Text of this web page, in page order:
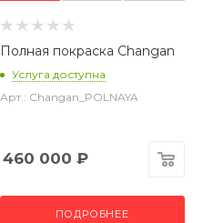
Полная покраска Changan
Услуга доступна
Арт.: Changan_POLNAYA
460 000 ₽
ПОДРОБНЕЕ